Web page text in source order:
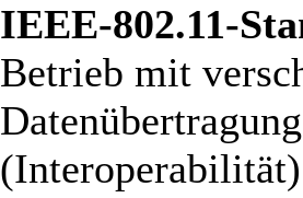
IEEE-802.11-
Betrieb mit